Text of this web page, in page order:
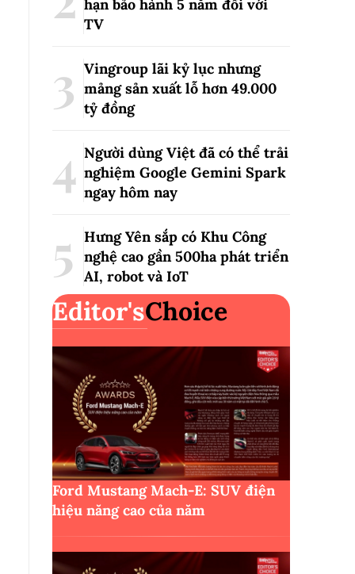
hạn bảo hành 5 năm đối với
TV
Vingroup lãi kỷ lục nhưng
mảng sản xuất lỗ hơn 49.000
tỷ đồng
Người dùng Việt đã có thể trải
nghiệm Google Gemini Spark
ngay hôm nay
Hưng Yên sắp có Khu Công
nghệ cao gần 500ha phát triển
AI, robot và IoT
Editor'sChoice
Ford Mustang Mach-E: SUV điện
hiệu năng cao của năm